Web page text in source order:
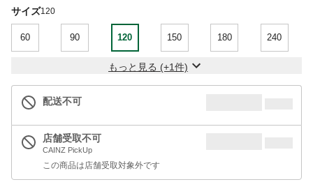
サイズ120
60 90 120 150 180 240
もっと見る (+1件)
配送不可
店舗受取不可
CAINZ PickUp
この商品は店舗受取対象外です